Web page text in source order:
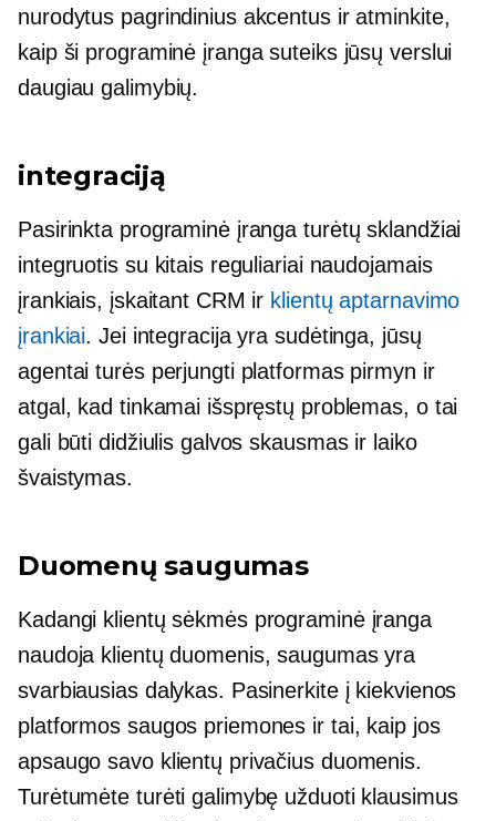
nurodytus pagrindinius akcentus ir atminkite,
kaip ši programinė įranga suteiks jūsų verslui
daugiau galimybių.
integraciją
Pasirinkta programinė įranga turėtų sklandžiai
integruotis su kitais reguliariai naudojamais
įrankiais, įskaitant CRM ir klientų aptarnavimo
įrankiai. Jei integracija yra sudėtinga, jūsų
agentai turės perjungti platformas pirmyn ir
atgal, kad tinkamai išspręstų problemas, o tai
gali būti didžiulis galvos skausmas ir laiko
švaistymas.
Duomenų saugumas
Kadangi klientų sėkmės programinė įranga
naudoja klientų duomenis, saugumas yra
svarbiausias dalykas. Pasinerkite į kiekvienos
platformos saugos priemones ir tai, kaip jos
apsaugo savo klientų privačius duomenis.
Turėtumėte turėti galimybę užduoti klausimus